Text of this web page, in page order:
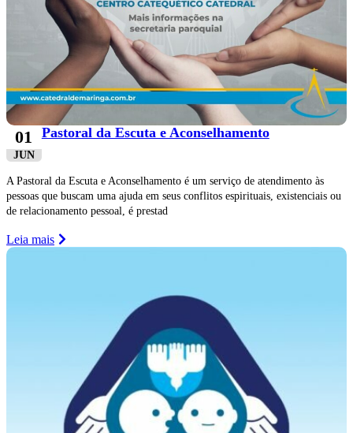
01
JUN
Pastoral da Escuta e Aconselhamento
A Pastoral da Escuta e Aconselhamento é um serviço de atendimento às
pessoas que buscam uma ajuda em seus conflitos espirituais, existenciais ou
de relacionamento pessoal, é prestad
Leia mais